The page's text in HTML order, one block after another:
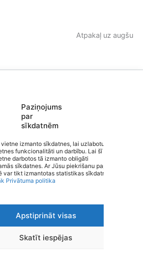
Paziņojums
par
sīkdatnēm
izmanto sīkdatnes, lai uzlabotu
funkcionalitāti un darbību. Lai šī
darbotos tā izmanto obligāti
sīkdatnes. Ar Jūsu piekrišanu papildus
var tikt izmantotas statistikas sīkdatnes.
Privātuma politika
Apstiprināt visas
Skatīt iespējas
Atpakaļ uz augšu
Sociālie tīkli